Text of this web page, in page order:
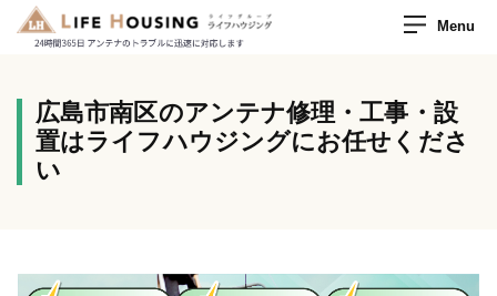
Menu
広島市南区のアンテナ修理・工事・設
置はライフハウジングにお任せくださ
い